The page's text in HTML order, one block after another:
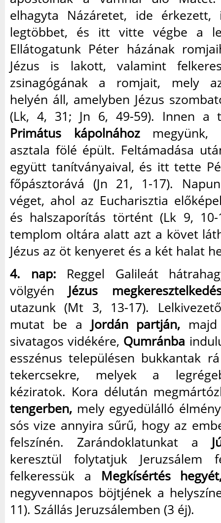
elhagyta Názáretet, ide
legtöbbet, és itt vitte végbe a
Ellátogatunk Péter házának
Jézus is lakott, valamint
zsinagógának a romjait, mely
helyén áll, amelyben Jézus
(Lk, 4, 31; Jn 6, 49-59). Innen a
Primátus kápolnáhozmegyünk,
asztala fölé épült. Feltámadása
együtt tanítványaival, és itt tette
főpásztorává (Jn 21, 1-17).
véget, ahol az Eucharisztia
és halszaporítás történt (Lk 9,
templom oltára alatt azt a követ
Jézus az öt kenyeret és a két halat
4. nap: Reggel Galileát
völgyén Jézus
utazunk (Mt 3, 13-17).
mutat be a Jordán partján,
sivatagos vidékére, Qumránba
esszénus településen bukkantak
tekercsekre, melyek a
kéziratok. Kora délután
tengerben, mely egyedülálló
sós vize annyira sűrű, hogy az
felszínén. Zarándoklatunkat a
keresztül folytatjuk Jeruzsálem
felkeressük a Megkísértés
negyvennapos böjtjének a
11). Szállás Jeruzsálemben (3 éj).